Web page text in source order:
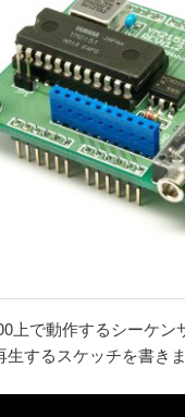
上で動作するシーケ
生するスケッチを書き